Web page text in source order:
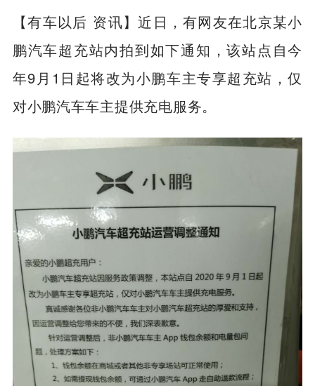
【有车以后 资讯】近日，有网友在北京某小
鹏汽车超充站内拍到如下通知，该站点自今
年9月1日起将改为小鹏车主专享超充站，仅
对小鹏汽车车主提供充电服务。